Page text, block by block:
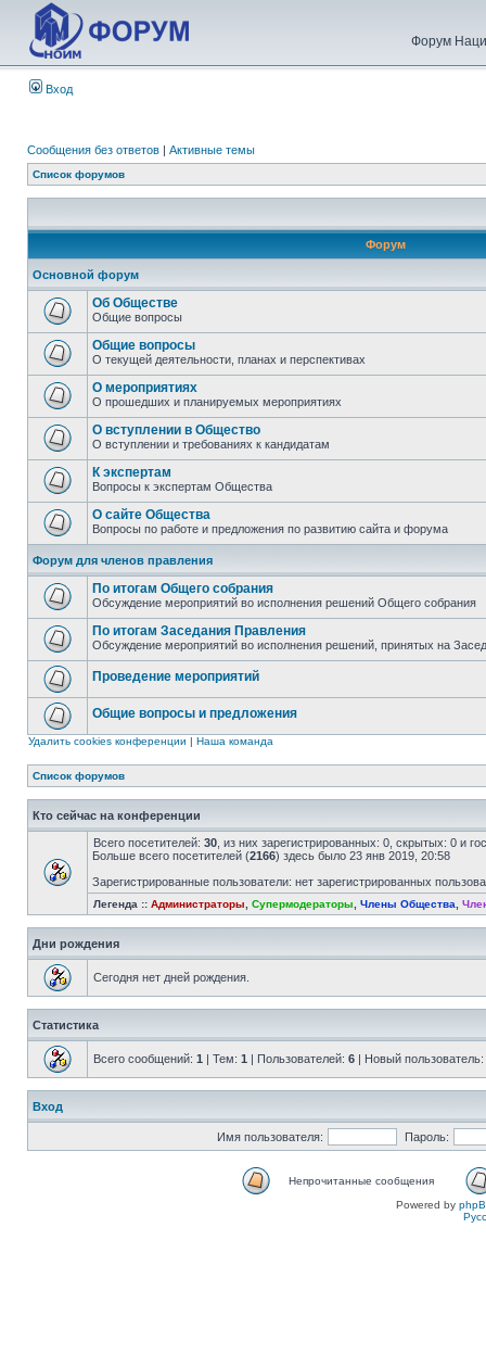
Форум
Вход
Сообщения без ответов | Активные темы
Список форумов
Форум
Основной форум
Об Обществе
Общие вопросы
Общие вопросы
О текущей деятельности, планах и перспективах
О мероприятиях
О прошедших и планируемых мероприятиях
О вступлении в Общество
О вступлении и требованиях к кандидатам
К экспертам
Вопросы к экспертам Общества
О сайте Общества
Вопросы по работе и предложения по развитию сайта и форума
Форум для членов правления
По итогам Общего собрания
Обсуждение мероприятий во исполнения решений Общего собрания
По итогам Заседания Правления
Обсуждение мероприятий во исполнения решений, принятых на
Проведение мероприятий
Общие вопросы и предложения
Удалить cookies конференции | Наша команда
Список форумов
Кто сейчас на конференции
Всего посетителей: 30 , из них зарегистрированных: 0, скрытых: 0 и
Больше всего посетителей (2166) здесь было 23 янв 2019, 20:58
Зарегистрированные пользователи: нет зарегистрированных
Легенда :: Администраторы Супермодераторы Члены Общества
Дни рождения
Сегодня нет дней рождения.
Статистика
Всего сообщений: 1 | Тем: 1 | Пользователей: 6 | Новый пользователь:
Вход
Имя пользователя: Пароль:
Непрочитанные сообщения
Powered by